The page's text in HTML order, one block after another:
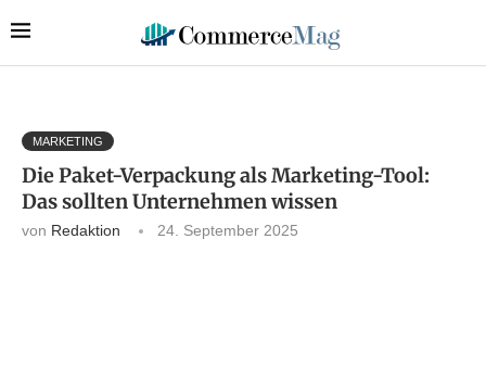
MARKETING
Die Paket-Verpackung als Marketing-Tool:
Das sollten Unternehmen wissen
von Redaktion 24. September 2025